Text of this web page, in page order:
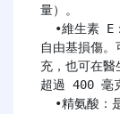
量）。
自由基損傷
充，也可在
超過 400 毫